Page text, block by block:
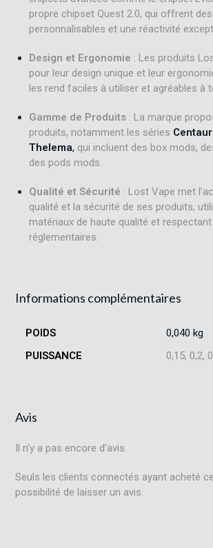
propre chipset Quest 2.0, qui offrent
personnalisables et une réactivité
Design et Ergonomie : Les produits
pour leur design unique et leur
les rend faciles à utiliser et agréables à
Gamme de Produits : La marque
produits, notamment les séries
Thelema, qui incluent des box mods,
des pods mods
Qualité et Sécurité : Lost Vape met
qualité et la sécurité de ses produits,
matériaux de haute qualité et
réglementaires
Informations complémentaires
POIDS
0,040 kg
PUISSANCE
0,15, 0,2,
Avis
Il n’y a pas encore d’avis.
Seuls les clients connectés ayant acheté
possibilité de laisser un avis.